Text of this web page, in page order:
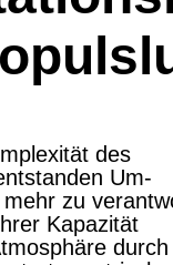
des
Um­
zu
Kapazität
durch